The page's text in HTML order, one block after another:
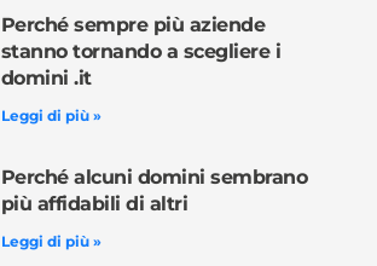
Perché sempre più aziende
stanno tornando a scegliere i
domini .it
Leggi di più »
Perché alcuni domini sembrano
più affidabili di altri
Leggi di più »